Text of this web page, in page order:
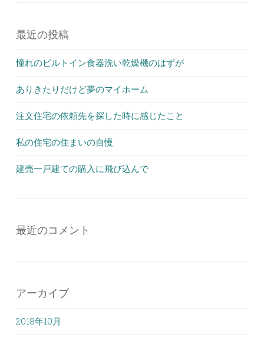
最近の投稿
憧れのビルトイン食器洗い乾燥機のはずが
ありきたりだけど夢のマイホーム
注文住宅の依頼先を探した時に感じたこと
私の住宅の住まいの自慢
建売一戸建ての購入に飛び込んで
最近のコメント
アーカイブ
2018年10月